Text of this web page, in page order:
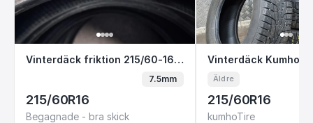
Vinterdäck friktion 215/60-16 Gislaved
Vinterdäck friktion 215/60-16 Gislaved Eurofrost 6
7.5mm
215/60R16
Begagnade - bra skick
Vinterdäck
Vinterdäck Kumho
Äldre
215/60R16
kumhoTire